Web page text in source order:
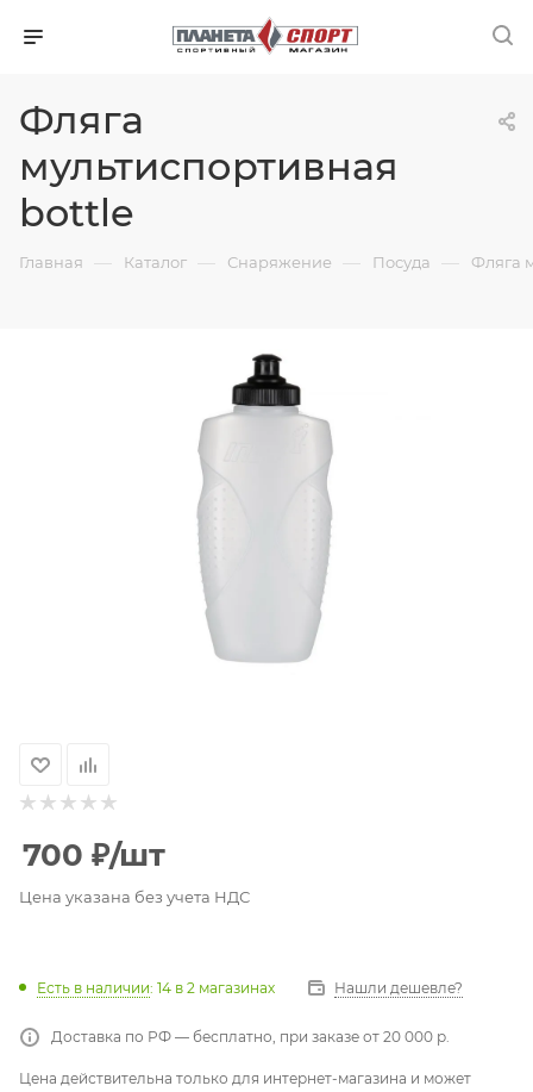
Фляга
мультиспортивная
bottle
Главная — Каталог — Снаряжение — Посуда — Фляга
700 ₽/шт
Цена указана без учета НДС
Есть в наличии: 14 в 2 магазинах Нашли дешевле?
Доставка по РФ — бесплатно, при заказе от 20 000 р.
Цена действительна только для интернет-магазина и может